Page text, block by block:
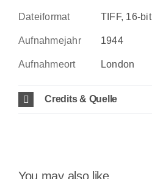
Dateiformat TIFF, 16-bit
Aufnahmejahr 1944
Aufnahmeort London
Credits & Quelle
You may also like…